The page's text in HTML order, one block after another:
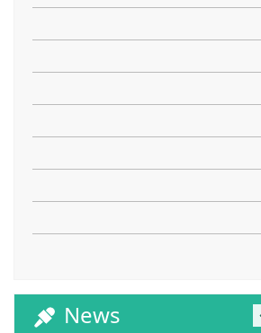
News